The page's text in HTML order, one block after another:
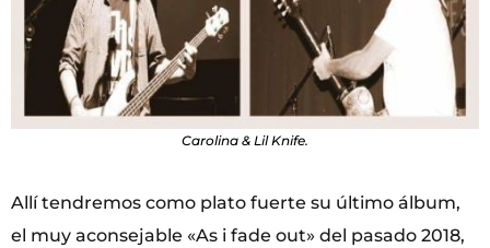
Carolina & Lil Knife.
Allí tendremos como plato fuerte su último álbum,
el muy aconsejable «As i fade out» del pasado 2018,